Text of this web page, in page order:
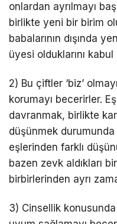
onlardan ayrılmayı
birlikte yeni bir birim
babalarının dışında
üyesi olduklarını kabul
2) Bu çiftler ‘biz’
korumayı becerirler.
davranmak, birlikte
düşünmek
eşlerinden farklı
bazen zevk aldıkları
birbirlerinden ayrı
3) Cinsellik